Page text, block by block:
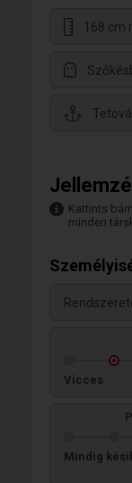
168 cm
Kattints
minden
Vicces
Mindig